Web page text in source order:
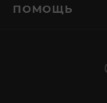
ПОМОЩЬ